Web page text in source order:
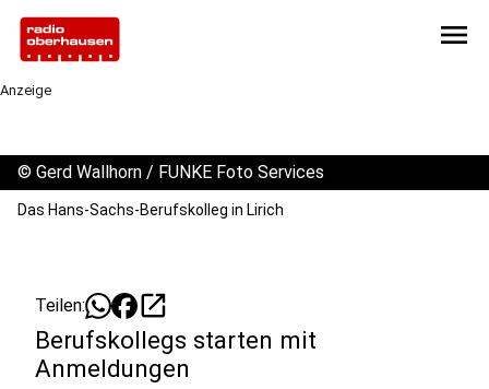
menu
Anzeige
© Gerd Wallhorn / FUNKE Foto Services
Das Hans-Sachs-Berufskolleg in Lirich
Teilen: open_in_new
Berufskollegs starten mit
Anmeldungen